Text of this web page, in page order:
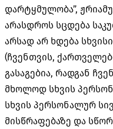
დარტყმულობა”,
არასდროს სცდება
არსად არ ხდება
(ჩვენთვის,
გასაგებია, რადგან
მხოლოდ სხვის
სხვის პერსონალურ
მისწრაფებაზე და